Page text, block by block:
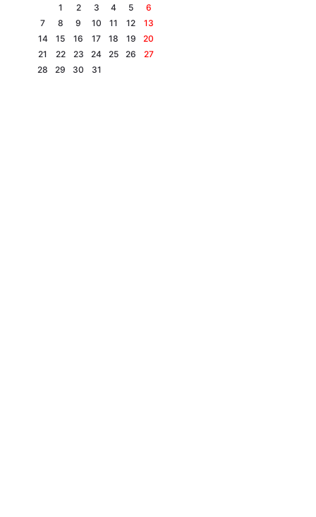
1
2 3 4 5
6
7
8 9 10 11 12
13
14
15 16 17 18 19
20
21
22 23 24 25 26
27
28
29 30 31